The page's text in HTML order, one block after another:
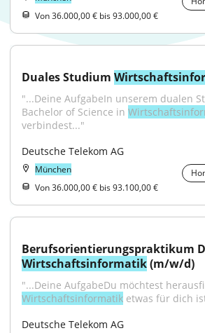
Von 36.000,00 € bis 93.000,00 €
Duales Studium
"...Deine AufgabeIn unserem dualen
Bachelor of Science in
verbindest..."
Deutsche Telekom AG
München
Von 36.000,00 € bis 93.100,00 €
Wirtschaftsinformatik (m/w/d)
Wirtschaftsinformatik etwas für dich
Deutsche Telekom AG